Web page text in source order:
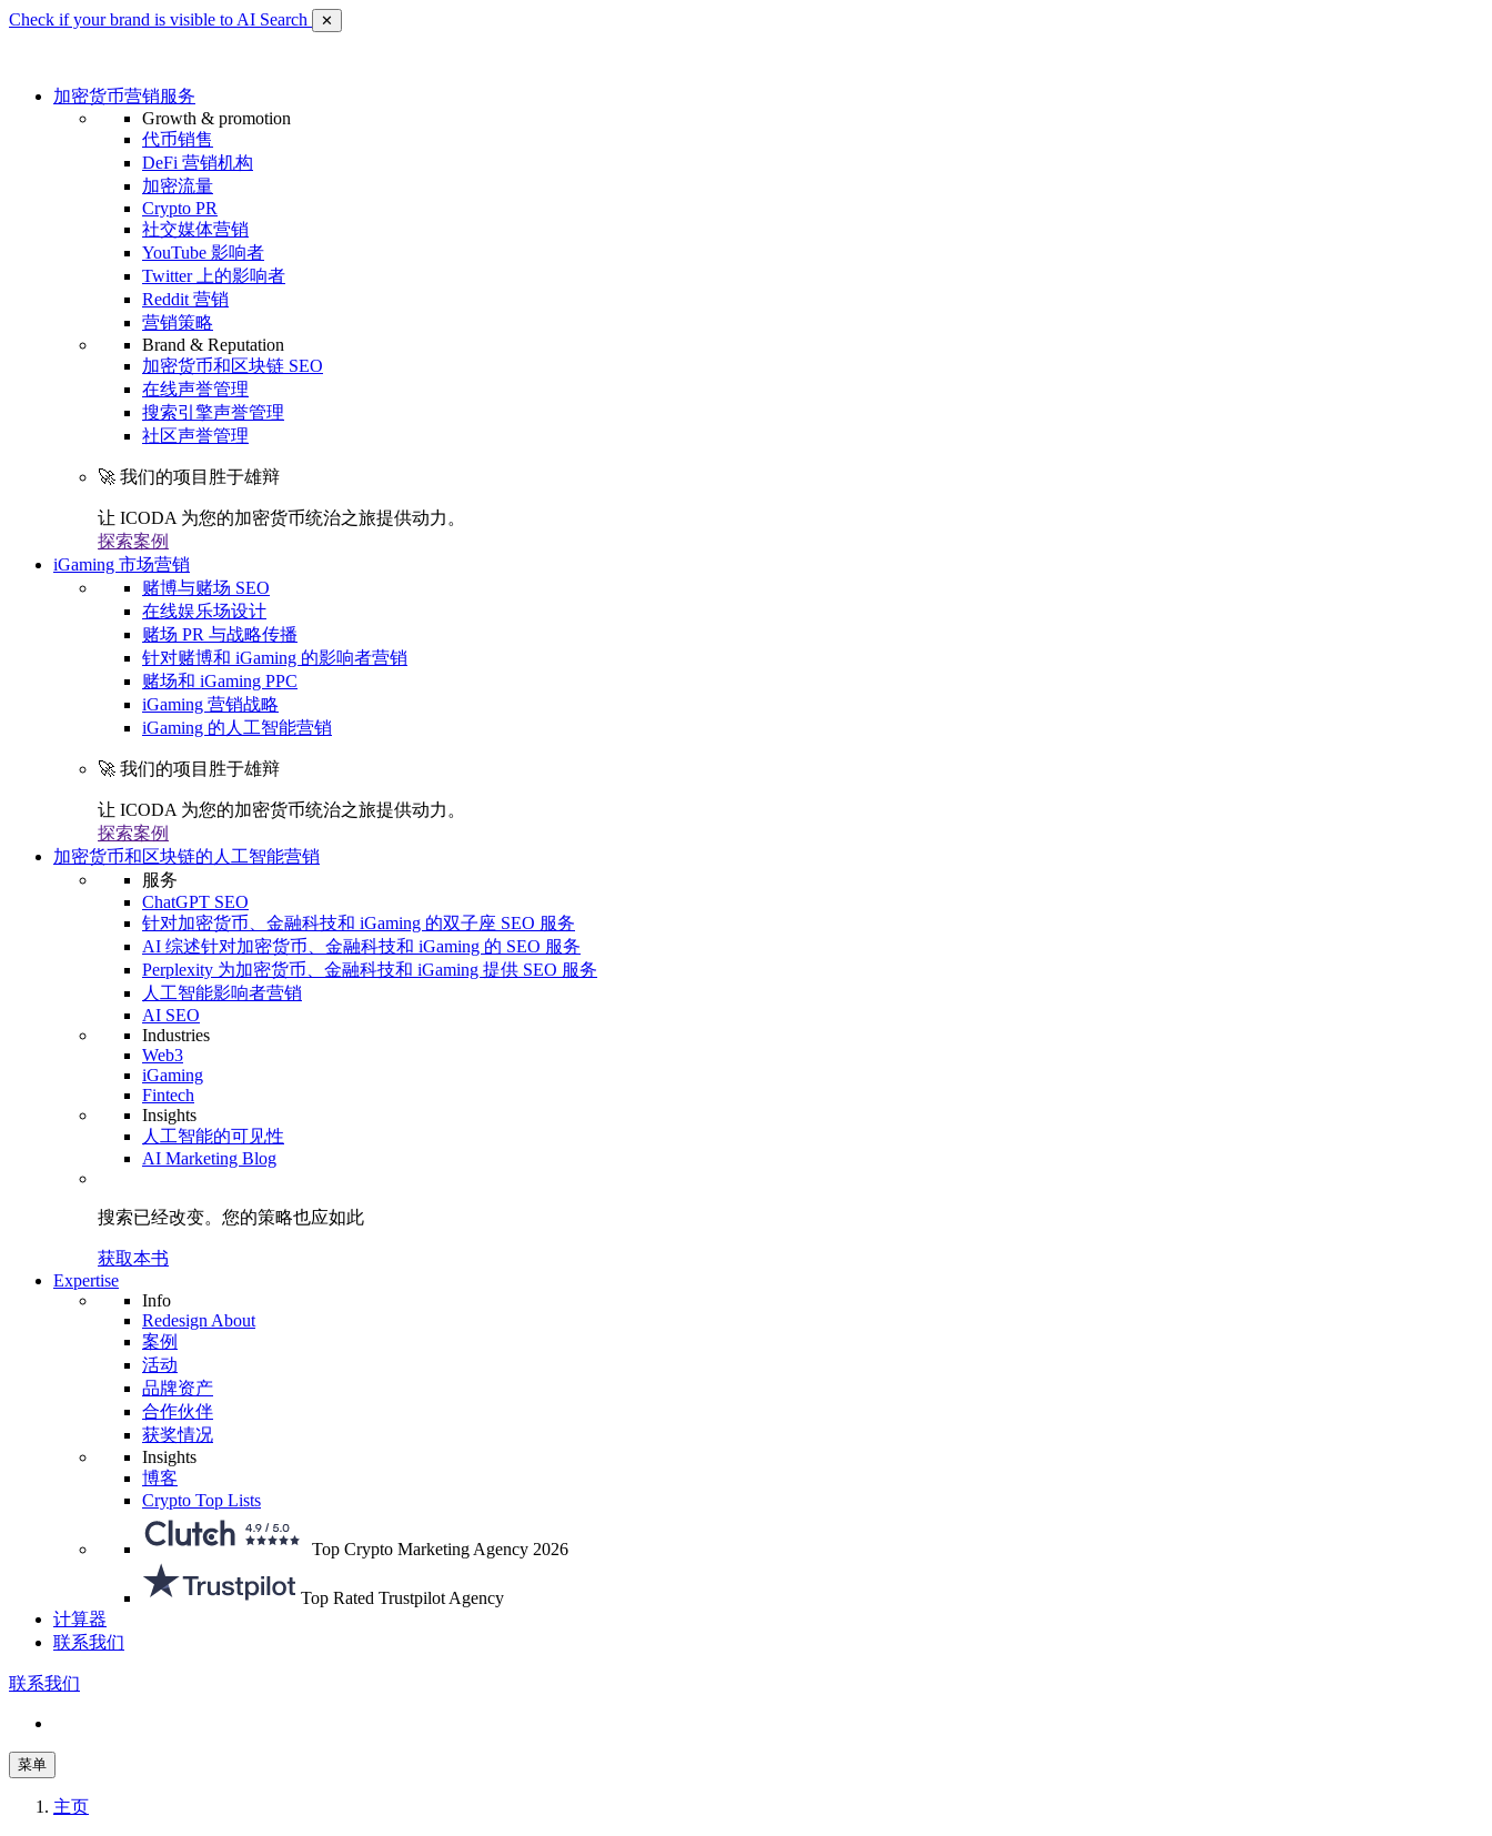
Check if your brand is visible to AI Search ✕
加密货币营销服务
Growth & promotion
代币销售
DeFi 营销机构
加密流量
Crypto PR
社交媒体营销
YouTube 影响者
Twitter 上的影响者
Reddit 营销
营销策略
Brand & Reputation
加密货币和区块链 SEO
在线声誉管理
搜索引擎声誉管理
社区声誉管理
🚀 我们的项目胜于雄辩
让 ICODA 为您的加密货币统治之旅提供动力。
探索案例
iGaming 市场营销
赌博与赌场 SEO
在线娱乐场设计
赌场 PR 与战略传播
针对赌博和 iGaming 的影响者营销
赌场和 iGaming PPC
iGaming 营销战略
iGaming 的人工智能营销
🚀 我们的项目胜于雄辩
让 ICODA 为您的加密货币统治之旅提供动力。
探索案例
加密货币和区块链的人工智能营销
服务
ChatGPT SEO
针对加密货币、金融科技和 iGaming 的双子座 SEO 服务
AI 综述针对加密货币、金融科技和 iGaming 的 SEO 服务
Perplexity 为加密货币、金融科技和 iGaming 提供 SEO 服务
人工智能影响者营销
AI SEO
Industries
Web3
iGaming
Fintech
Insights
人工智能的可见性
AI Marketing Blog
搜索已经改变。 您的策略也应如此
获取本书
Expertise
Info
Redesign About
案例
活动
品牌资产
合作伙伴
获奖情况
Insights
博客
Crypto Top Lists
Top Crypto Marketing Agency 2026
Top Rated Trustpilot Agency
计算器
联系我们
联系我们
菜单
主页